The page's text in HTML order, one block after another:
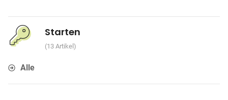
Starten
13 Artikel
Alle